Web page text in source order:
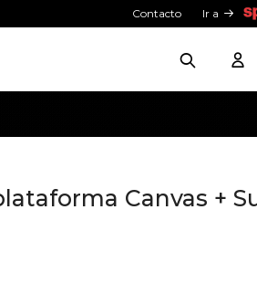
Contacto Ir a
Canvas +